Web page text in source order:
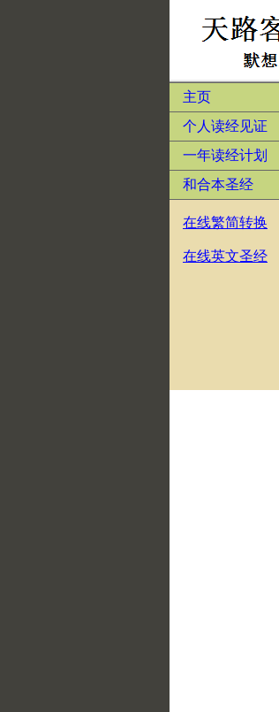
主页
个人读经见证
一年读经计划
和合本圣经
在线繁简转换
在线英文圣经